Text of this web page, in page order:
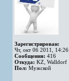
Зарегистрирован:
Чт, окт 06 2011, 14:26
Сообщения: 416
Откуда: KZ, Walldorf
Пол: Мужской